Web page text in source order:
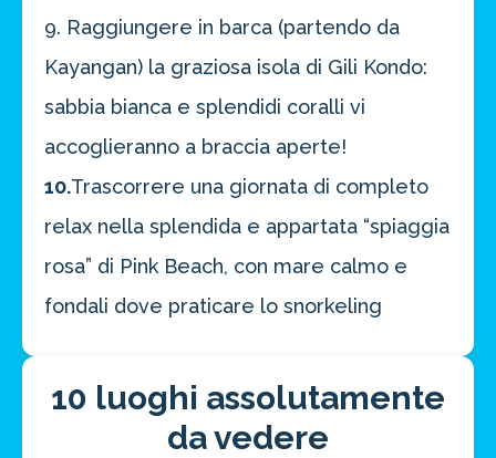
9. Raggiungere in barca (partendo da
Kayangan) la graziosa isola di Gili Kondo:
sabbia bianca e splendidi coralli vi
accoglieranno a braccia aperte!
10.Trascorrere una giornata di completo
relax nella splendida e appartata “spiaggia
rosa” di Pink Beach, con mare calmo e
fondali dove praticare lo snorkeling
10 luoghi assolutamente
da vedere